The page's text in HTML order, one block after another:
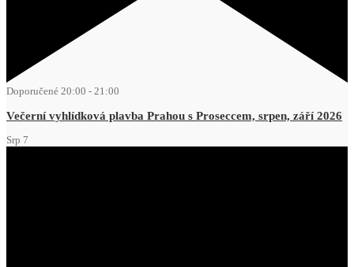
Doporučené 20:00 - 21:00
Večerní vyhlídková plavba Prahou s Proseccem, srpen, září 2026
Srp 7